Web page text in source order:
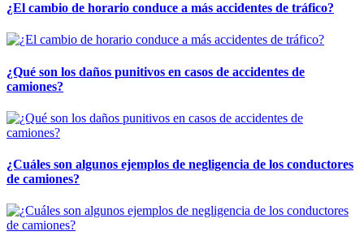
¿El cambio de horario conduce a más accidentes de tráfico?
¿Qué son los daños punitivos en casos de accidentes de
camiones?
¿Cuáles son algunos ejemplos de negligencia de los conductores
de camiones?